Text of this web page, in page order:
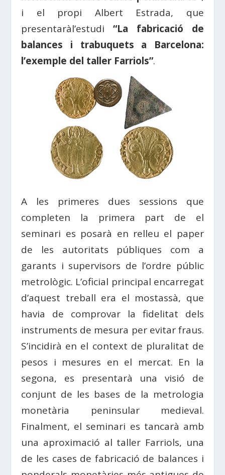
i el propi Albert Estrada, que
presentaràl’estudi“La fabricació de
balances i trabuquets a Barcelona:
l’exemple del taller Farriols”.
A les primeres dues sessions que
completen la primera part de el
seminari es posarà en relleu el paper
de les autoritats públiques com a
garants i supervisors de l’ordre públic
metrològic. L’oficial principal encarregat
d’aquest treball era el mostassà, que
havia de comprovar la fidelitat dels
instruments de mesura per evitar fraus.
S’incidirà en el context de pluralitat de
pesos i mesures en el mercat. En la
segona, es presentarà una visió de
conjunt de les bases de la metrologia
monetària peninsular medieval.
Finalment, el seminari es tancarà amb
una aproximació al taller Farriols, una
de les cases de fabricació de balances i